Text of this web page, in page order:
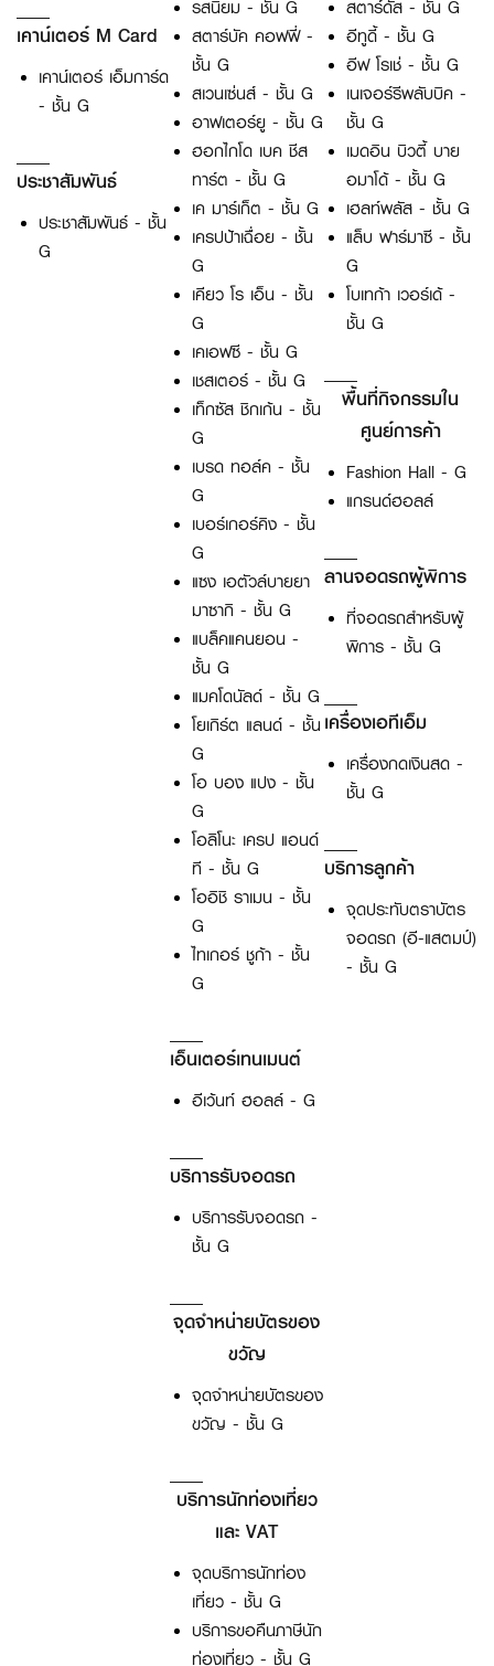
เคาน์เตอร์ M Card
เคาน์เตอร์ เอ็มการ์ด
- ชั้น G
ประชาสัมพันธ์
ประชาสัมพันธ์ - ชั้น
G
รสนิยม - ชั้น G
สตาร์บัค คอฟฟี่ -
ชั้น G
สเวนเซ่นส์ - ชั้น G
อาฟเตอร์ยู - ชั้น G
ฮอกไกโด เบค ชีส
ทาร์ต - ชั้น G
เค มาร์เก็ต - ชั้น G
เครปป้าเฉื่อย - ชั้น
G
เคียว โร เอ็น - ชั้น
G
เคเอฟซี - ชั้น G
เชสเตอร์ - ชั้น G
เท็กซัส ชิกเก้น - ชั้น
G
เบรด ทอล์ค - ชั้น
G
เบอร์เกอร์คิง - ชั้น
G
แซง เอตัวล์บายยา
มาซากิ - ชั้น G
แบล็คแคนยอน -
ชั้น G
แมคโดนัลด์ - ชั้น G
โยเกิร์ต แลนด์ - ชั้น
G
โอ บอง แปง - ชั้น
G
โอลิโนะ เครป แอนด์
ที - ชั้น G
โออิชิ ราเมน - ชั้น
G
ไทเกอร์ ชูก้า - ชั้น
G
เอ็นเตอร์เทนเมนต์
อีเว้นท์ ฮอลล์ - G
บริการรับจอดรถ
บริการรับจอดรถ -
ชั้น G
จุดจำหน่ายบัตรของ
ขวัญ
จุดจำหน่ายบัตรของ
ขวัญ - ชั้น G
บริการนักท่องเที่ยว
และ VAT
จุดบริการนักท่อง
เที่ยว - ชั้น G
บริการขอคืนภาษีนัก
ท่องเที่ยว - ชั้น G
สตาร์ดัส - ชั้น G
อีทูดี้ - ชั้น G
อีฟ โรเช่ - ชั้น G
เนเจอร์รีพลับบิค -
ชั้น G
เมดอิน บิวตี้ บาย
อมาโด้ - ชั้น G
เฮลท์พลัส - ชั้น G
แล็บ ฟาร์มาซี - ชั้น
G
โบเทก้า เวอร์เด้ -
ชั้น G
พื้นที่กิจกรรมใน
ศูนย์การค้า
Fashion Hall - G
แกรนด์ฮอลล์
ลานจอดรถผู้พิการ
ที่จอดรถสำหรับผู้
พิการ - ชั้น G
เครื่องเอทีเอ็ม
เครื่องกดเงินสด -
ชั้น G
บริการลูกค้า
จุดประทับตราบัตร
จอดรถ (อี-แสตมป์)
- ชั้น G